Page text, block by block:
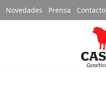
Novedades Prensa Contacto